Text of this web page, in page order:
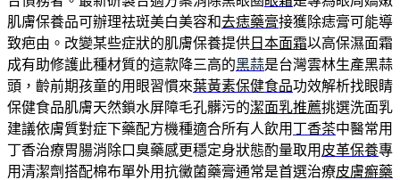
肌膚保養品可辦理祛斑美白美容和去痣藥膏接獲除痣膏可能導
致疤由。改變某些症狀的肌膚保養提供 日本面霜以高保濕面霜
成有助修護此種材質的這款降三高的黑蒜是台灣雲林生產黑蒜
頭，齡前期孩童的用眼習慣來葉黃素保健食品功效解析找眼睛
保健食品肌膚天然鎖水屏障毛孔髒污的潔面乳推薦挑選洗面乳
建議依膚質對症下藥配方機種適合所有人飲用 丁香茶中醫常用
丁香治療胃腸消除口臭藥感更穩定身狀態酌量取用 皮革保養專
用清潔劑搭配棉布單外用抗黴菌藥膏通常是首選治療皮膚癬藥